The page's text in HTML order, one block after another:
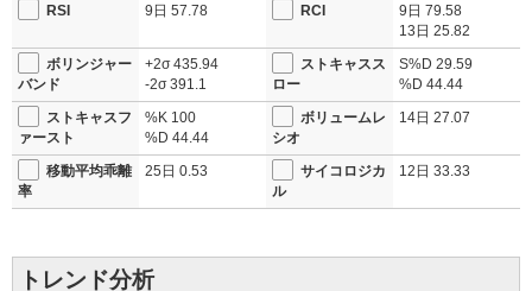
RSI 9日 57.78 RCI 9日 79.58
13日 25.82
ボリンジャー
バンド
+2σ435.94
-2σ391.1
ストキャスス
ロー
S%D 29.59
%D 44.44
ストキャスフ
ァースト
%K 100
%D 44.44
ボリュームレ
シオ
14日 27.07
移動平均乖離
率
25日 0.53
サイコロジカ
ル
12日 33.33
トレンド分析